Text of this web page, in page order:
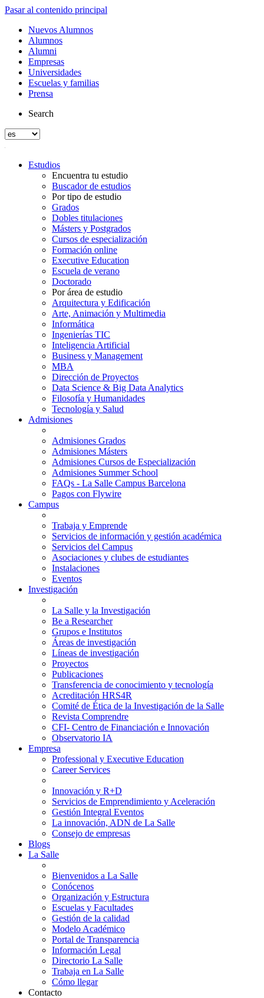
Pasar al contenido principal
Nuevos Alumnos
Alumnos
Alumni
Empresas
Universidades
Escuelas y familias
Prensa
Search
Estudios
Encuentra tu estudio
Buscador de estudios
Por tipo de estudio
Grados
Dobles titulaciones
Másters y Postgrados
Cursos de especialización
Formación online
Executive Education
Escuela de verano
Doctorado
Por área de estudio
Arquitectura y Edificación
Arte, Animación y Multimedia
Informática
Ingenierías TIC
Inteligencia Artificial
Business y Management
MBA
Dirección de Proyectos
Data Science & Big Data Analytics
Filosofía y Humanidades
Tecnología y Salud
Admisiones
Admisiones Grados
Admisiones Másters
Admisiones Cursos de Especialización
Admisiones Summer School
FAQs - La Salle Campus Barcelona
Pagos con Flywire
Campus
Trabaja y Emprende
Servicios de información y gestión académica
Servicios del Campus
Asociaciones y clubes de estudiantes
Instalaciones
Eventos
Investigación
La Salle y la Investigación
Be a Researcher
Grupos e Institutos
Áreas de investigación
Líneas de investigación
Proyectos
Publicaciones
Transferencia de conocimiento y tecnología
Acreditación HRS4R
Comité de Ética de la Investigación de la Salle
Revista Comprendre
CFI- Centro de Financiación e Innovación
Observatorio IA
Empresa
Professional y Executive Education
Career Services
Innovación y R+D
Servicios de Emprendimiento y Aceleración
Gestión Integral Eventos
La innovación, ADN de La Salle
Consejo de empresas
Blogs
La Salle
Bienvenidos a La Salle
Conócenos
Organización y Estructura
Escuelas y Facultades
Gestión de la calidad
Modelo Académico
Portal de Transparencia
Información Legal
Directorio La Salle
Trabaja en La Salle
Cómo llegar
Contacto